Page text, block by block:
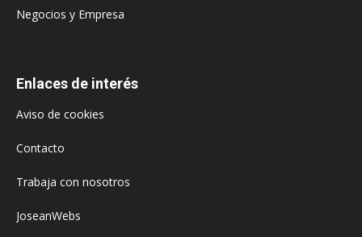
Negocios y Empresa
Enlaces de interés
Aviso de cookies
Contacto
Trabaja con nosotros
JoseanWebs